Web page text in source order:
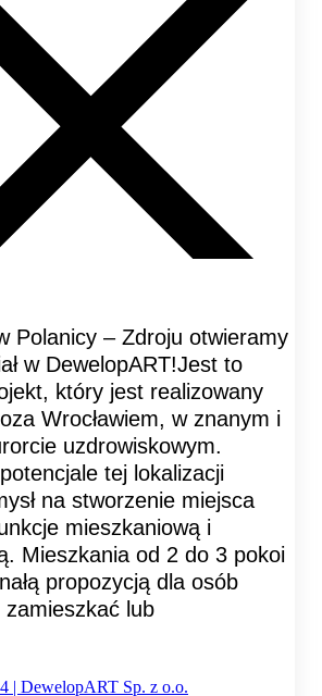
Polanicy – Zdroju otwieramy
w DewelopART!Jest to
który jest realizowany
Wrocławiem, w znanym i
uzdrowiskowym.
tej lokalizacji
na stworzenie miejsca
mieszkaniową i
Mieszkania od 2 do 3 pokoi
propozycją dla osób
zamieszkać lub
| DewelopART Sp. z o.o.